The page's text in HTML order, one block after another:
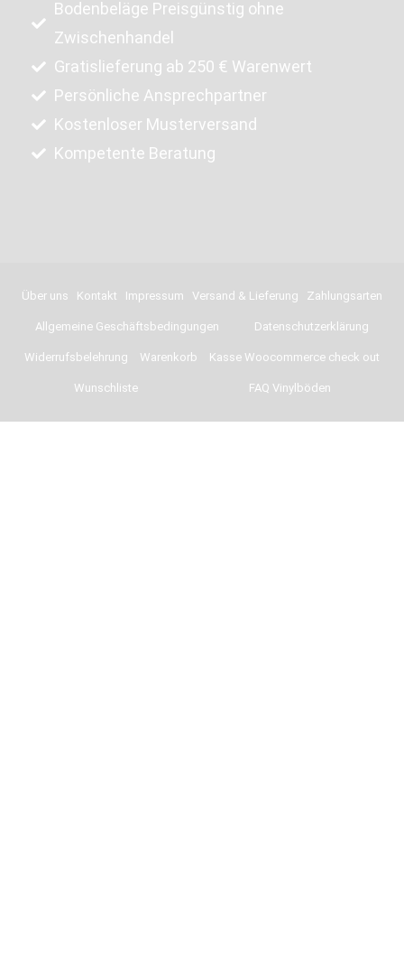
Bodenbeläge Preisgünstig ohne
Zwischenhandel
Gratislieferung ab 250 € Warenwert
Persönliche Ansprechpartner
Kostenloser Musterversand
Kompetente Beratung
Über uns Kontakt Impressum Versand & Lieferung Zahlungsarten
Allgemeine Geschäftsbedingungen Datenschutzerklärung
Widerrufsbelehrung Warenkorb Kasse Woocommerce check out
Wunschliste FAQ Vinylböden